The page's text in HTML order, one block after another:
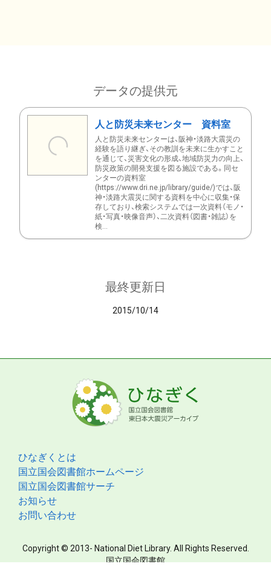
データの提供元
人と防災未来センター 資料室
人と防災未来センターは、阪神・淡路大震災の
経験を語り継ぎ、その教訓を未来に生かすこと
を通じて、災害文化の形成、地域防災力の向上、
防災政策の開発支援を図る施設である。同セ
ンターの資料室
(https://www.dri.ne.jp/library/guide/)では、阪
神・淡路大震災に関する資料を中心に収集・保
存しており、検索システムでは一次資料（モノ・
紙・写真・映像音声）、二次資料（図書・雑誌）を
検...
最終更新日
2015/10/14
ひなぎくとは
国立国会図書館ホームページ
国立国会図書館サーチ
お知らせ
お問い合わせ
Copyright © 2013- National Diet Library. All Rights Reserved.